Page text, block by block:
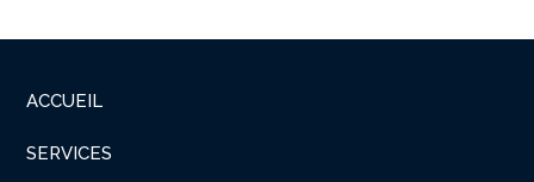
ACCUEIL
SERVICES